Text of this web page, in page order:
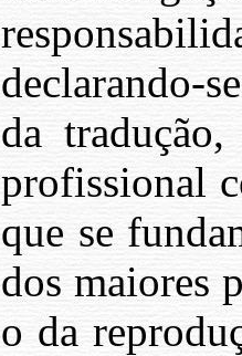
declarando-
da
profissional
que se
dos maiores
o da